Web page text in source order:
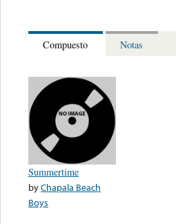
Compuesto Notas
Summertime
byChapala Beach
Boys